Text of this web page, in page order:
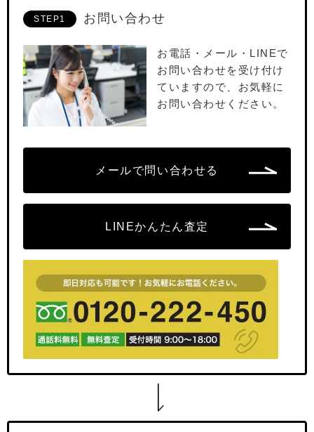
STEP1 お問い合わせ
お電話・メール・LINEで
お問い合わせを受け付け
ていますので、お気軽に
お問い合わせください。
メールで問い合わせる
LINEかんたん査定